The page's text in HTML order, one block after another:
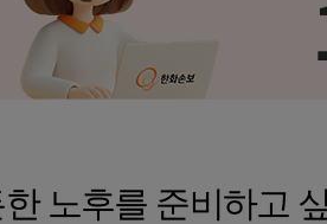
노후를 준비하고